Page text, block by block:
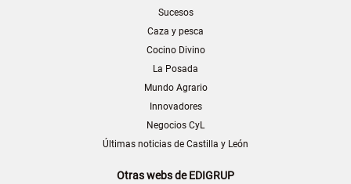
Sucesos
Caza y pesca
Cocino Divino
La Posada
Mundo Agrario
Innovadores
Negocios CyL
Últimas noticias de Castilla y León
Otras webs de EDIGRUP